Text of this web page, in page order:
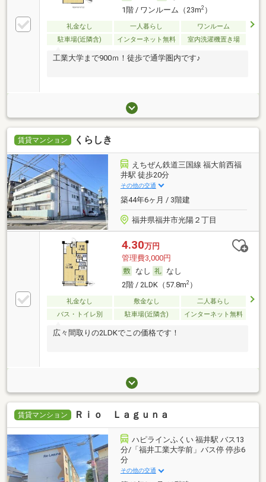
1階 / ワンルーム（23m2）
礼金なし 一人暮らし
ワンルーム
駐車場(近隣含)
インターネット無料 室内洗濯機置き場
工業大学まで900ｍ！徒歩で通学圏内です♪
賃貸マンション くらしき
えちぜん鉄道三国線 福大前西福
井駅 徒歩20分
その他の交通
築44年6ヶ月 / 3階建
福井県福井市光陽２丁目
4.30万円
管理費3,000円
なし
なし
2階 / 2LDK（57.8m2）
礼金なし 敷金なし
二人暮らし
バス・トイレ別
駐車場(近隣含) インターネット無料
広々間取りの2LDKでこの価格です！
賃貸マンション Ｒｉｏ Ｌａｇｕｎａ
ハピラインふくい 福井駅 バス13
分/「福井工業大学前」バス停 停歩6
分
その他の交通